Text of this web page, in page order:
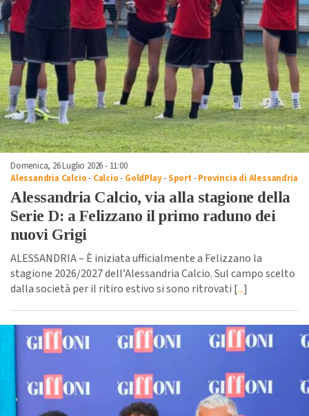
Domenica, 26 Luglio 2026 - 11:00
Alessandria Calcio- Calcio- GoldPlay-Sport -Provincia di Alessandria
Alessandria Calcio, via alla stagione della
Serie D: a Felizzano il primo raduno dei
nuovi Grigi
ALESSANDRIA – È iniziata ufficialmente a Felizzano la
stagione 2026/2027 dell’Alessandria Calcio. Sul campo scelto
dalla società per il ritiro estivo si sono ritrovati [...]